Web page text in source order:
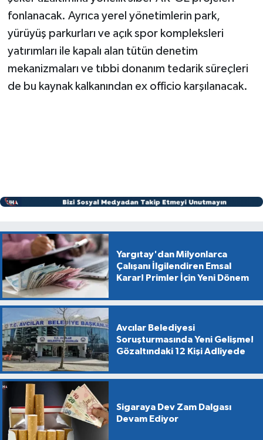
fonlanacak. Ayrıca yerel yönetimlerin park,
yürüyüş parkurları ve açık spor kompleksleri
yatırımları ile kapalı alan tütün denetim
mekanizmaları ve tıbbi donanım tedarik süreçleri
de bu kaynak kalkanından ex officio karşılanacak.
Yargıtay'dan Milyonlarca
Çalışanı İlgilendiren Emsal
Karar! Primler İçin Yeni Dönem
Avcılar Belediyesi
Soruşturmasında Yeni Gelişme!
Gözaltındaki 12 Kişi Adliyede
Sigaraya Dev Zam Dalgası
Devam Ediyor